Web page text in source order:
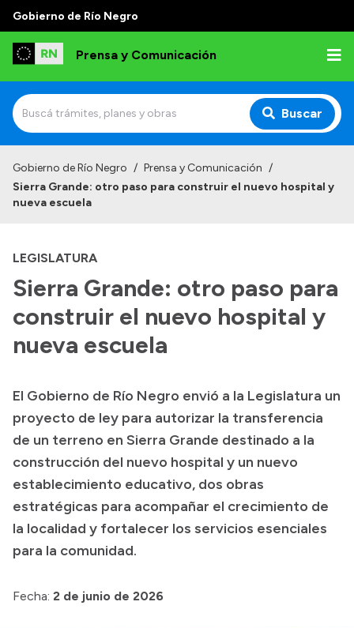
Gobierno de Río Negro
Prensa y Comunicación
Buscar
Institucional
Referentes de prensa
Archivo de noticias
Transparencia
Boletín Oficial
Compras y licitaciones
Consulta de expedientes
Consulta de pago a proveedores
Convocatorias
Intranet
Gobierno de Río Negro / Prensa y Comunicación /
Sierra Grande: otro paso para construir el nuevo hospital y
nueva escuela
LEGISLATURA
Sierra Grande: otro paso para
construir el nuevo hospital y
nueva escuela
El Gobierno de Río Negro envió a la Legislatura un
proyecto de ley para autorizar la transferencia
de un terreno en Sierra Grande destinado a la
construcción del nuevo hospital y un nuevo
establecimiento educativo, dos obras
estratégicas para acompañar el crecimiento de
la localidad y fortalecer los servicios esenciales
para la comunidad.
Fecha: 2 de junio de 2026